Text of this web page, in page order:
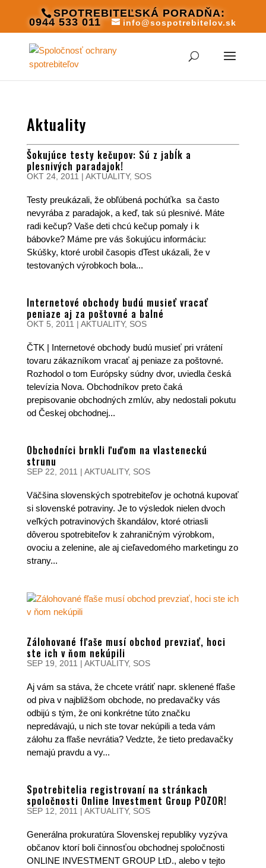
SPOTREBITEĽSKÁ PORADŇA:
0944 533 011 info@sospotrebitelov.sk
Aktuality
Šokujúce testy kečupov: Sú z jabĺk a
plesnivých paradajok!
OKT 24, 2011 | AKTUALITY, SOS
Testy preukázali, že obľúbená pochúťka sa často
nevyrába z paradajok, a keď, tak sú plesnivé. Máte
radi kečup? Vaše deti chcú kečup pomaly i k
bábovke? Máme pre vás šokujúcu informáciu:
Skúšky, ktoré urobil časopis dTest ukázali, že v
testovaných výrobkoch bola...
Internetové obchody budú musieť vracať
peniaze aj za poštovné a balné
OKT 5, 2011 | AKTUALITY, SOS
ČTK | Internetové obchody budú musieť pri vrátení
tovaru zákazníkom vracať aj peniaze za poštovné.
Rozhodol o tom Európsky súdny dvor, uviedla česká
televízia Nova. Obchodníkov preto čaká
prepisovanie obchodných zmlúv, aby nedostali pokutu
od Českej obchodnej...
Obchodníci brnkli ľuďom na vlasteneckú
strunu
SEP 22, 2011 | AKTUALITY, SOS
Väčšina slovenských spotrebiteľov je ochotná kupovať
si slovenské potraviny. Je to výsledok nielen dvoch
veľkých potravinových škandálov, ktoré otriasli
dôverou spotrebiteľov k zahraničným výrobkom,
ovociu a zelenine, ale aj cieľavedomého marketingu zo
strany...
Zálohované fľaše musí obchod prevziať, hoci
ste ich v ňom nekúpili
SEP 19, 2011 | AKTUALITY, SOS
Aj vám sa stáva, že chcete vrátiť napr. sklenené fľaše
od piva v najbližšom obchode, no predavačky vás
odbijú s tým, že oni konkrétne túto značku
nepredávajú, u nich ste tovar nekúpili a teda vám
zálohu za fľaše nevrátia? Vedzte, že tieto predavačky
nemajú pravdu a vy...
Spotrebitelia registrovaní na stránkach
spoločnosti Online Investment Group POZOR!
SEP 12, 2011 | AKTUALITY, SOS
Generálna prokuratúra Slovenskej republiky vyzýva
občanov ktorí boli činnosťou obchodnej spoločnosti
ONLINE INVESTMENT GROUP LtD., alebo v tejto